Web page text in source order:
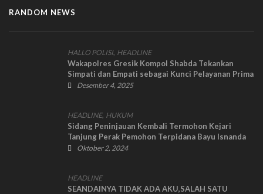
RANDOM NEWS
HALLO POLISI, HEADLINE
Wakapolres Gresik Kompol Shabda Tekankan
Simpati dan Empati sebagai Kunci Pelayanan Prima
Desember 4, 2025
HEADLINE, HUKUM
Sidang Peninjauan Kembali Termohon Kejari
Tanjung Perak Pemohon Terpidana Bayu Isnanda
Nomor Perkara 2650/Pid.B/2021/PN Sby
Oktober 2, 2024
HEADLINE
SEANDAINYA TIDAK ADA AKU,SALAH SATU